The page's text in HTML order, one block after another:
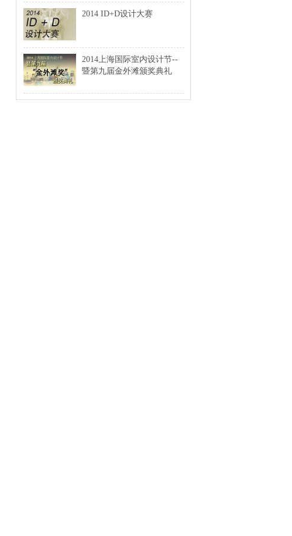
2014 ID+D设计大赛
2014上海国际室内设计节--
暨第九届金外滩颁奖典礼